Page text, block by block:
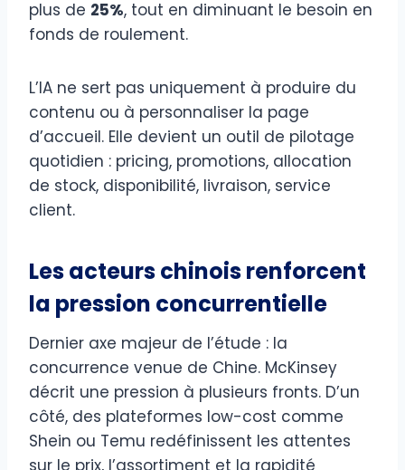
plus de 25%, tout en diminuant le besoin en
fonds de roulement.
L’IA ne sert pas uniquement à produire du
contenu ou à personnaliser la page
d’accueil. Elle devient un outil de pilotage
quotidien : pricing, promotions, allocation
de stock, disponibilité, livraison, service
client.
Les acteurs chinois renforcent
la pression concurrentielle
Dernier axe majeur de l’étude : la
concurrence venue de Chine. McKinsey
décrit une pression à plusieurs fronts. D’un
côté, des plateformes low-cost comme
Shein ou Temu redéfinissent les attentes
sur le prix, l’assortiment et la rapidité